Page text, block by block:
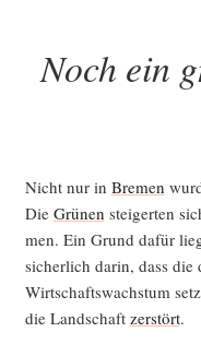
Noch ein
Nicht nur in Bre­men
Die Grü­nen stei­ger­ten
men. Ein Grund dafür
sicher­lich dar­in, dass
Wirt­schafts­wachs­tum
die Land­schaft zer­stört.